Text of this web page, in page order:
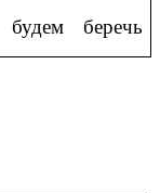
беречь